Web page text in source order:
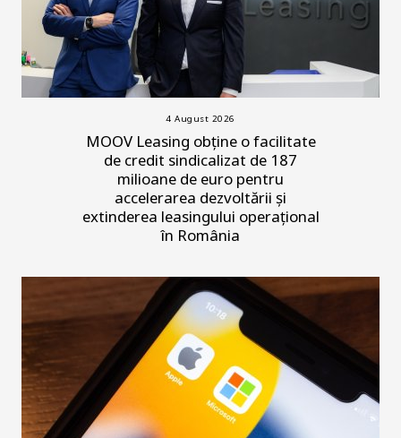
4 August 2026
MOOV Leasing obține o facilitate
de credit sindicalizat de 187
milioane de euro pentru
accelerarea dezvoltării și
extinderea leasingului operațional
în România